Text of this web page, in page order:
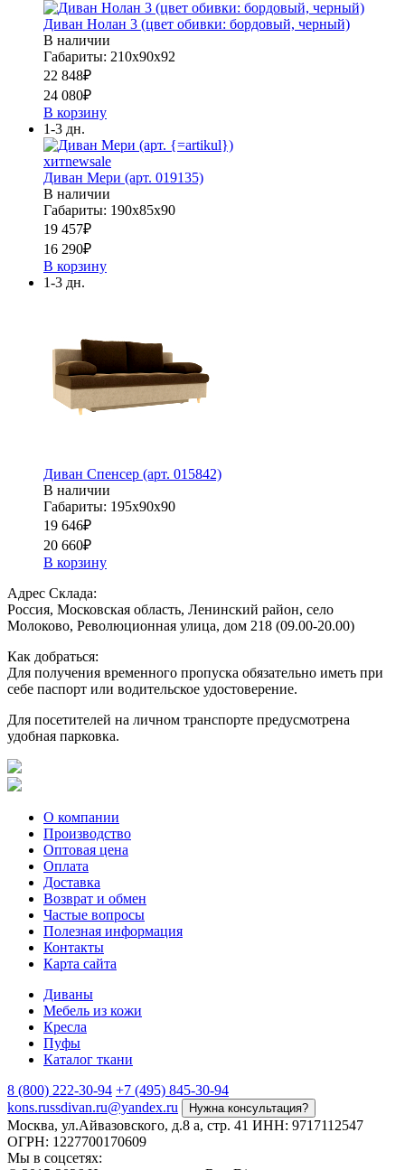
Диван Нолан 3 (цвет обивки: бордовый, черный)
В наличии
Габариты: 210х90х92
22 848₽
24 080₽
В корзину
1-3 дн.
хитnewsale
Диван Мери (арт. 019135)
В наличии
Габариты: 190х85х90
19 457₽
16 290₽
В корзину
1-3 дн.
Диван Спенсер (арт. 015842)
В наличии
Габариты: 195х90х90
19 646₽
20 660₽
В корзину
Адрес Склада:
Россия, Московская область, Ленинский район, село
Молоково, Революционная улица, дом 218 (09.00-20.00)
Как добраться:
Для получения временного пропуска обязательно иметь при
себе паспорт или водительское удостоверение.
Для посетителей на личном транспорте предусмотрена
удобная парковка.
О компании
Производство
Оптовая цена
Оплата
Доставка
Возврат и обмен
Частые вопросы
Полезная информация
Контакты
Карта сайта
Диваны
Мебель из кожи
Кресла
Пуфы
Каталог ткани
8 (800) 222-30-94 +7 (495) 845-30-94
kons.russdivan.ru@yandex.ru
Нужна консультация?
Москва, ул.Айвазовского, д.8 а, стр. 41 ИНН: 9717112547
ОГРН: 1227700170609
Мы в соцсетях: